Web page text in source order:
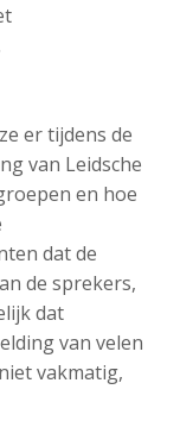
er tijdens de
van Leidsche
en hoe
dat de
de sprekers,
dat
van velen
vakmatig,